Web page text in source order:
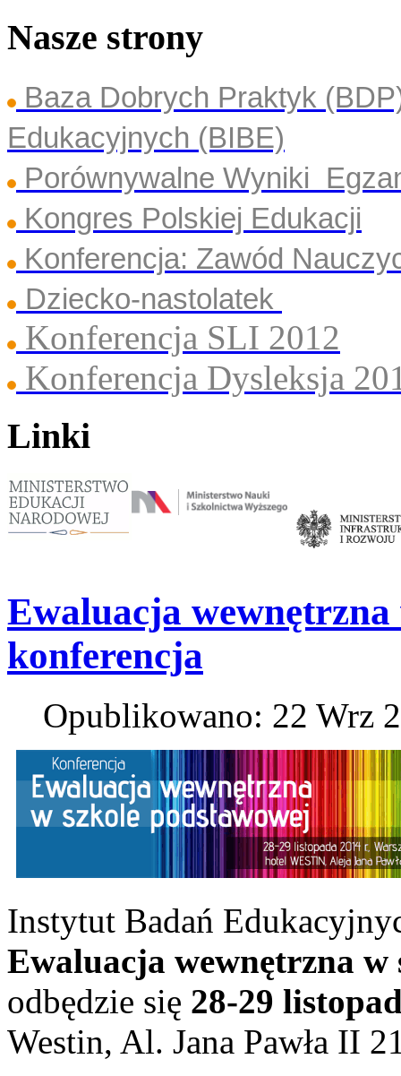
Nasze strony
Baza Dobrych Praktyk
Edukacyjnych (BIBE)
Porównywalne Wyniki
Kongres Polskiej Edukacji
Konferencja: Zawód
Dziecko-nastolatek
Konferencja SLI 2012
Konferencja Dysleksja
Linki
Ewaluacja
konferencja
Opublikowano: 22 Wrz
Instytut Badań
Ewaluacja wewnętrzna w
odbędzie się 28-29
Westin, Al. Jana Pawła II